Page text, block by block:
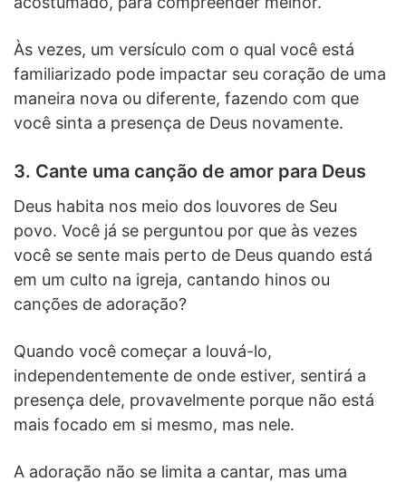
Às vezes, um versículo com o qual você está
familiarizado pode impactar seu coração de uma
maneira nova ou diferente, fazendo com que
você sinta a presença de Deus novamente.
3. Cante uma canção de amor para Deus
Deus habita nos meio dos louvores de Seu
povo. Você já se perguntou por que às vezes
você se sente mais perto de Deus quando está
em um culto na igreja, cantando hinos ou
canções de adoração?
Quando você começar a louvá-lo,
independentemente de onde estiver, sentirá a
presença dele, provavelmente porque não está
mais focado em si mesmo, mas nele.
A adoração não se limita a cantar, mas uma